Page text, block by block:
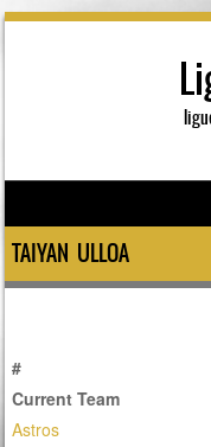
Skip to content
TAIYAN ULLOA
#
Current Team
Astros